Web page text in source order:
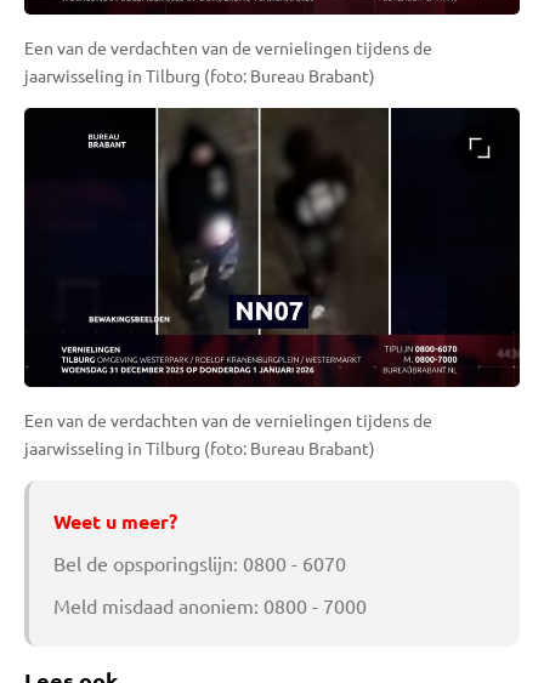
Een van de verdachten van de vernielingen tijdens de
jaarwisseling in Tilburg (foto: Bureau Brabant)
Een van de verdachten van de vernielingen tijdens de
jaarwisseling in Tilburg (foto: Bureau Brabant)
Weet u meer?
Bel de opsporingslijn: 0800 - 6070
Meld misdaad anoniem: 0800 - 7000